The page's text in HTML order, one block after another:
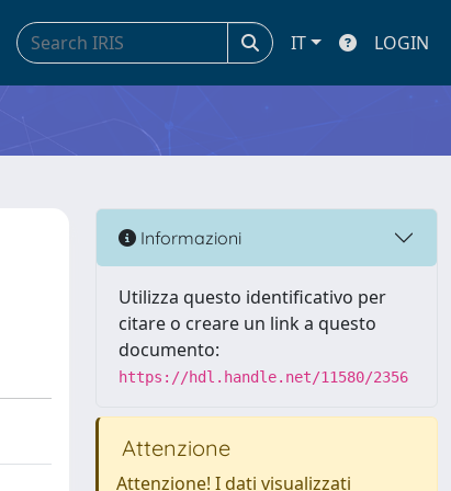
IT LOGIN
Informazioni
Utilizza questo identificativo per
citare o creare un link a questo
documento:
https://hdl.handle.net/11580/2356
Attenzione
Attenzione! I dati visualizzati